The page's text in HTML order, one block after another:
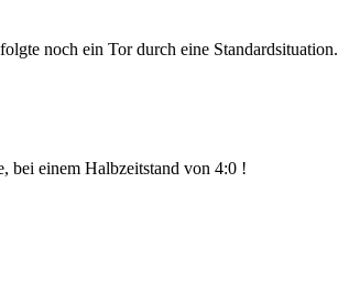
noch ein Tor durch eine Standardsituation.
bei einem Halbzeitstand von 4:0 !